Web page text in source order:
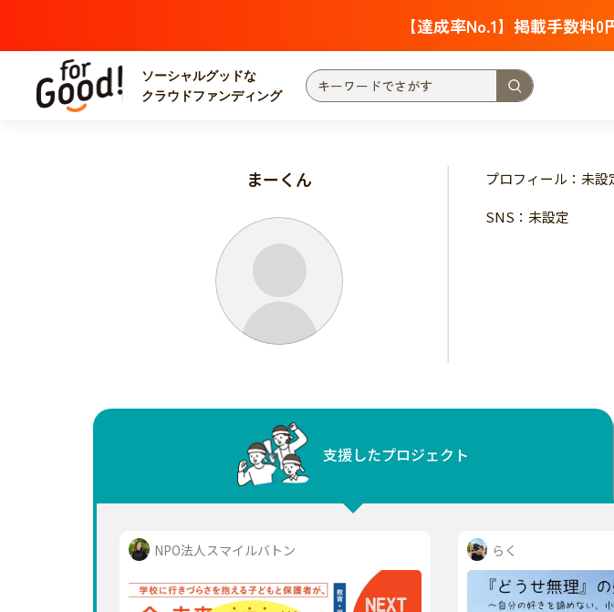
【達成率No.1】掲載手数料
ソーシャルグッドな
クラウドファンディング
注目 支援金額が多い 支援人数が多
国際協力 子ども・教育
災害
北海道・東北
関東
新潟
中国
四国
九州・沖縄 福岡 佐賀 長崎 熊本
まーくん
プロフィール：未設
SNS：未設定
支援したプロジェクト
NPO法人スマイルバトン らく